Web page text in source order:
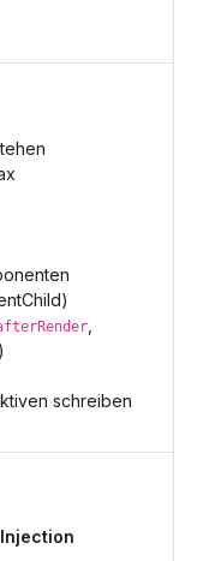
schreiben